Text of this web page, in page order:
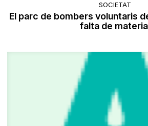
SOCIETAT
El parc de bombers voluntaris
falta de